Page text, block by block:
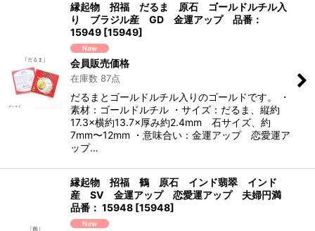
絞り込む
縁起物 招福 だるま 原石 ゴールドルチル入
り ブラジル産 GD 金運アップ 品番：
15949 [15949]
会員販売価格
在庫数 87点
だるまとゴールドルチル入りのゴールドです。 ・
素材：ゴールドルチル ・サイズ：だるま、縦約
17.3×横約13.7×厚み約2.4mm 石サイズ、約
7mm〜12mm ・意味合い：金運アップ 恋愛運ア
ップ…
縁起物 招福 鶴 原石 インド翡翠 インド
産 SV 金運アップ 恋愛運アップ 夫婦円満
品番： 15948 [15948]